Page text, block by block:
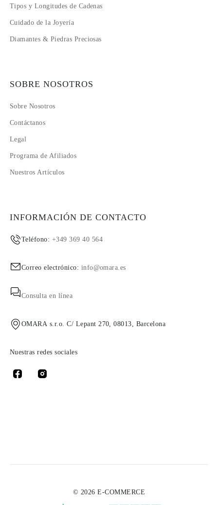
Tipos y Longitudes de Cadenas
Cuidado de la Joyería
Diamantes & Piedras Preciosas
SOBRE NOSOTROS
Sobre Nosotros
Contáctanos
Legal
Programa de Afiliados
Nuestros Artículos
INFORMACIÓN DE CONTACTO
Teléfono: +349 369 40 564
Correo electrónico: info@omara.es
Consulta en línea
OMARA s.r.o. C/ Lepant 270, 08013, Barcelona
Nuestras redes sociales
© 2026 E-COMMERCE